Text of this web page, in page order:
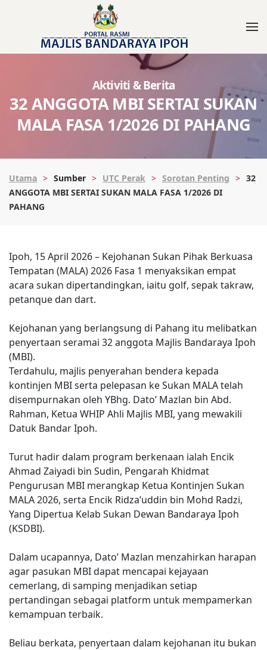
Aktiviti & Berita
32 ANGGOTA MBI SERTAI SUKAN
MALA FASA 1/2026 DI PAHANG
Utama Sumber UTC Perak Sorotan Penting
32
ANGGOTA MBI SERTAI SUKAN MALA FASA 1/2026 DI
PAHANG
Ipoh, 15 April 2026 – Kejohanan Sukan Pihak Berkuasa
Tempatan (MALA) 2026 Fasa 1 menyaksikan empat
acara sukan dipertandingkan, iaitu golf, sepak takraw,
petanque dan dart.
Kejohanan yang berlangsung di Pahang itu melibatkan
penyertaan seramai 32 anggota Majlis Bandaraya Ipoh
(MBI).
Terdahulu, majlis penyerahan bendera kepada
kontinjen MBI serta pelepasan ke Sukan MALA telah
disempurnakan oleh YBhg. Dato’ Mazlan bin Abd.
Rahman, Ketua WHIP Ahli Majlis MBI, yang mewakili
Datuk Bandar Ipoh.
Turut hadir dalam program berkenaan ialah Encik
Ahmad Zaiyadi bin Sudin, Pengarah Khidmat
Pengurusan MBI merangkap Ketua Kontinjen Sukan
MALA 2026, serta Encik Ridza’uddin bin Mohd Radzi,
Yang Dipertua Kelab Sukan Dewan Bandaraya Ipoh
(KSDBI).
Dalam ucapannya, Dato’ Mazlan menzahirkan harapan
agar pasukan MBI dapat mencapai kejayaan
cemerlang, di samping menjadikan setiap
pertandingan sebagai platform untuk mempamerkan
kemampuan terbaik.
Beliau berkata, penyertaan dalam kejohanan itu bukan